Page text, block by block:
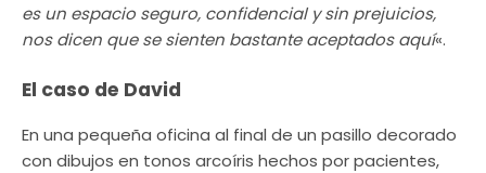
es un espacio seguro, confidencial y sin prejuicios,
nos dicen que se sienten bastante aceptados aquí«.
El caso de David
En una pequeña oficina al final de un pasillo decorado
con dibujos en tonos arcoíris hechos por pacientes,